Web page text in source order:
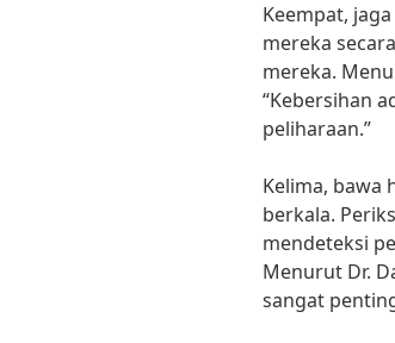
Keempat,
mereka
mereka.
“Kebersihan
peliharaan.”
Kelima, bawa
berkala.
mendeteksi
Menurut Dr.
sangat